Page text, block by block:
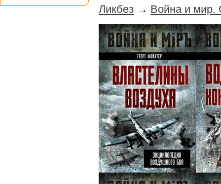
Ликбез → Война и мир.